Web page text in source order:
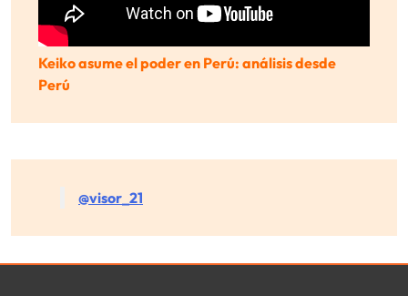
Keiko asume el poder en Perú: análisis desde
Perú
@visor_21